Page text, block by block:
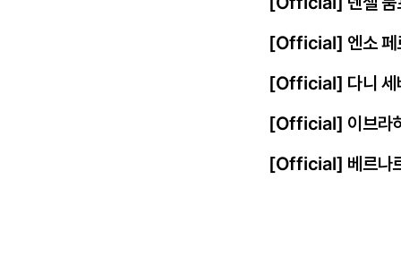
[Official] 엔소 페
[Official] 다니 세
[Official] 이브라
[Official] 베르나